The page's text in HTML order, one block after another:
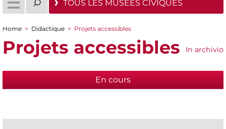
TOUS LES MUSÉES CIVIQUES
You are here
Home > Didactique > Projets accessibles
Projets accessibles In archivio
En cours